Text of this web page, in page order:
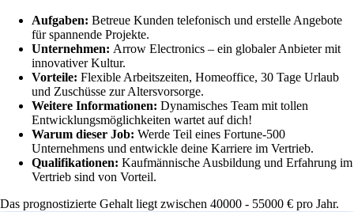
Aufgaben: Betreue Kunden telefonisch und erstelle Angebote
für spannende Projekte.
Unternehmen: Arrow Electronics – ein globaler Anbieter mit
innovativer Kultur.
Vorteile: Flexible Arbeitszeiten, Homeoffice, 30 Tage Urlaub
und Zuschüsse zur Altersvorsorge.
Weitere Informationen: Dynamisches Team mit tollen
Entwicklungsmöglichkeiten wartet auf dich!
Warum dieser Job: Werde Teil eines Fortune-500
Unternehmens und entwickle deine Karriere im Vertrieb.
Qualifikationen: Kaufmännische Ausbildung und Erfahrung im
Vertrieb sind von Vorteil.
Das prognostizierte Gehalt liegt zwischen 40000 - 55000 € pro Jahr.